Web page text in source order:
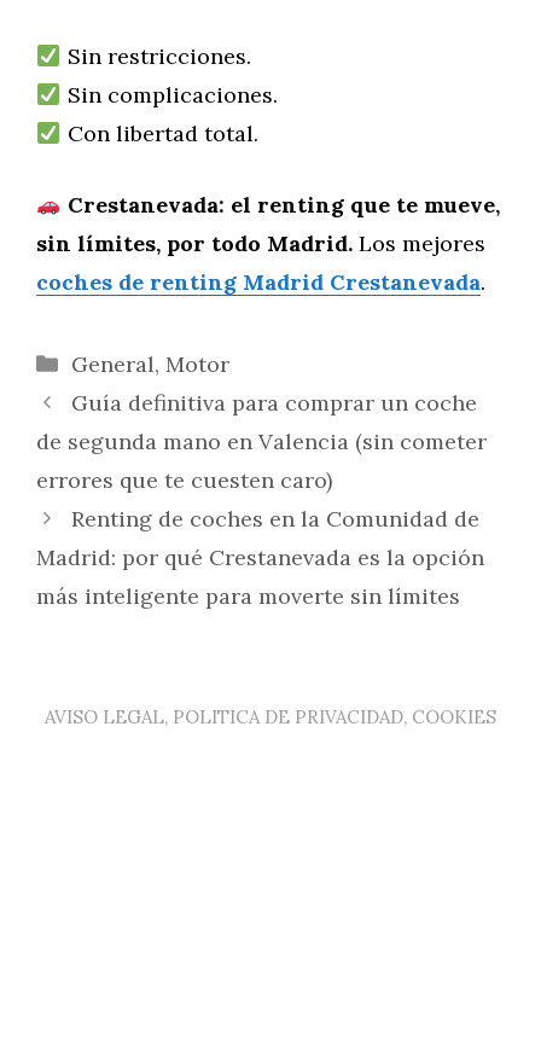
Sin restricciones.
Sin complicaciones.
Con libertad total.
Crestanevada: el renting que te mueve,
sin límites, por todo Madrid. Los mejores
coches de renting Madrid Crestanevada.
Categorías
General, Motor
Guía definitiva para comprar un coche
de segunda mano en Valencia (sin cometer
errores que te cuesten caro)
Renting de coches en la Comunidad de
Madrid: por qué Crestanevada es la opción
más inteligente para moverte sin límites
AVISO LEGAL, POLITICA DE PRIVACIDAD, COOKIES